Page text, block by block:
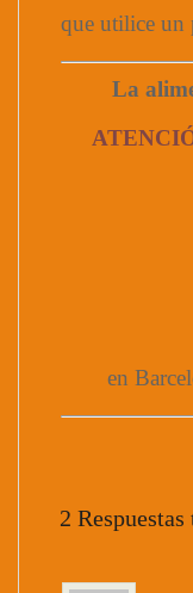
que utilice un
La
en
2